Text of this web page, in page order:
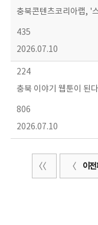
충북콘텐츠코리아랩, '
435
2026.07.10
224
충북 이야기 웹툰이 된
806
2026.07.10
이전